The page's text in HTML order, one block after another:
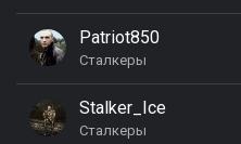
Patriot850
Сталкеры
Stalker_Ice
Сталкеры